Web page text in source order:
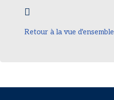
Retour à la vue d'ensemble